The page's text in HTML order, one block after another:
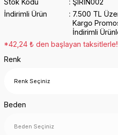
Stok Kodu
ŞİRİN002
İndirimli Ürün
7.500 TL
Kargo
İndirimli
*42,24 ₺ den başlayan taksitlerle!!
Renk
Beden